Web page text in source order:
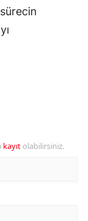
kayıt olabilirsiniz.